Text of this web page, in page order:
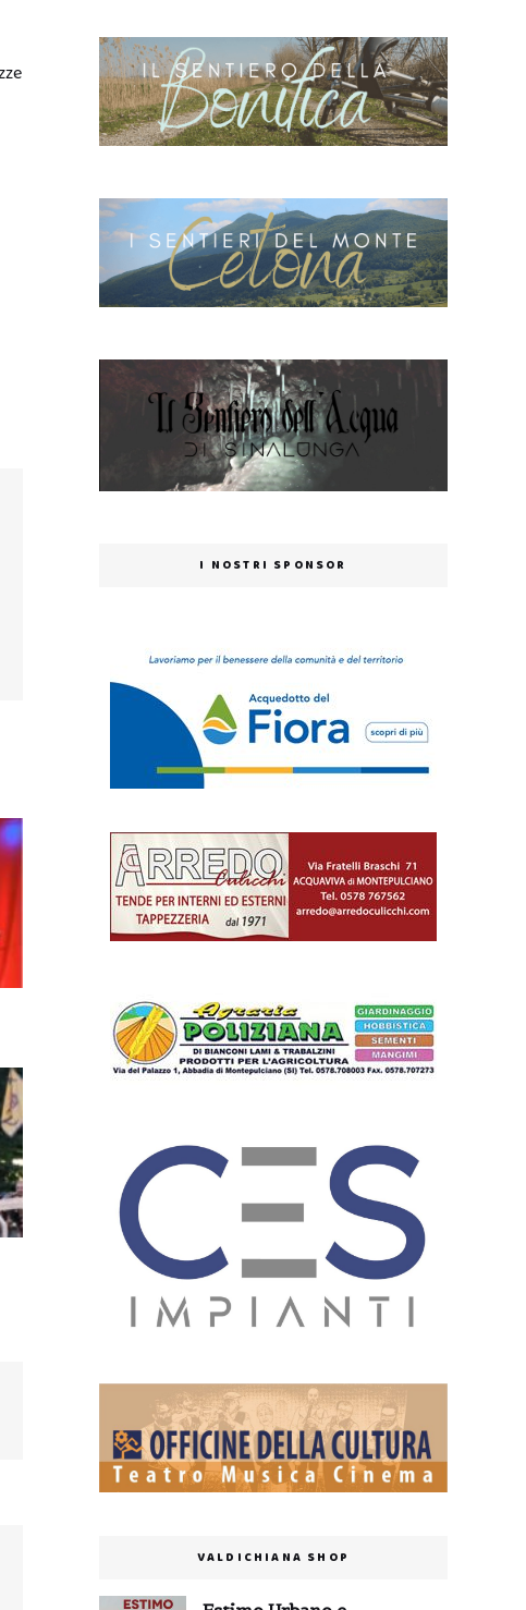
I NOSTRI SPONSOR
VALDICHIANA SHOP